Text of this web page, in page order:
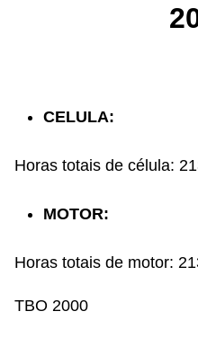
CELULA:
Horas totais de célula:
MOTOR:
Horas totais de motor:
TBO 2000